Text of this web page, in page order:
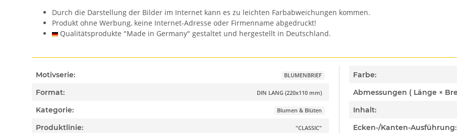
Durch die Darstellung der Bilder im Internet kann es zu leichten Farbabweichungen kommen.
Produkt ohne Werbung, keine Internet-Adresse oder Firmenname abgedruckt!
Qualitätsprodukte "Made in Germany" gestaltet und hergestellt in Deutschland.
Motivserie: BLUMENBRIEF
Format: DIN LANG (220x110 mm)
Kategorie: Blumen & Blüten
Produktlinie: "CLASSIC"
Farbe:
Inhalt:
Ecken-/Kanten-Ausführung: